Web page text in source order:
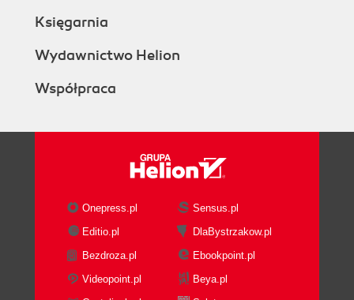
Księgarnia
Wydawnictwo Helion
Współpraca
Onepress.pl
Sensus.pl
Editio.pl
DlaBystrzakow.pl
Bezdroza.pl
Ebookpoint.pl
Videopoint.pl
Beya.pl